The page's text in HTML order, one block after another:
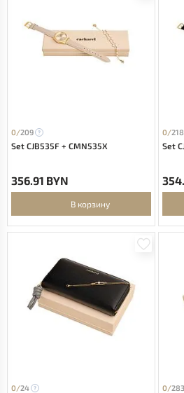
0/209
Set CJB535F + CMN535X
356.91 BYN
В корзину
0/218
Set
0/24 0/283